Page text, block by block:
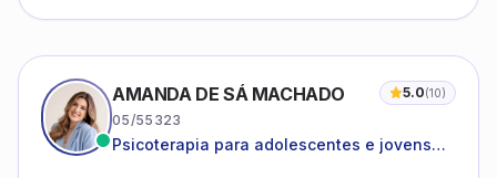
AMANDA DE SÁ MACHADO 5.0(10)
05/55323
Psicoterapia para adolescentes e jovens